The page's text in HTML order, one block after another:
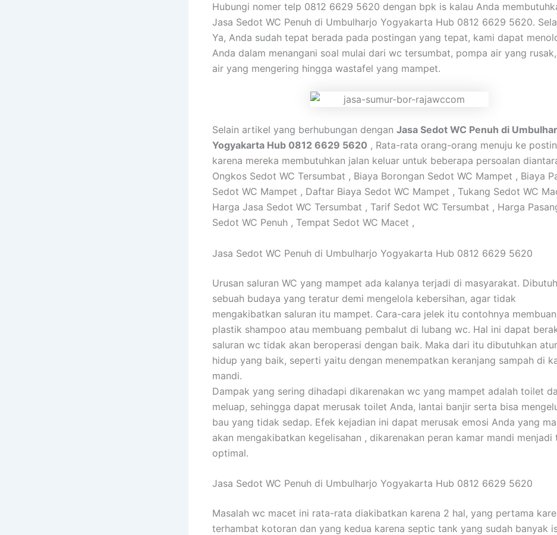
Hubungi nomer telp 0812 6629 5620 dengan bpk is kalau Anda
Jasa Sedot WC Penuh di Umbulharjo Yogyakarta Hub 0812 6629 5620.
Ya, Anda sudah tepat berada pada postingan yang tepat, kami dapat
Anda dalam menangani soal mulai dari wc tersumbat, pompa air yang
air yang mengering hingga wastafel yang mampet.
Selain artikel yang berhubungan dengan Jasa Sedot WC Penuh di
Yogyakarta Hub 0812 6629 5620 , Rata-rata orang-orang menuju ke
karena mereka membutuhkan jalan keluar untuk beberapa persoalan
Ongkos Sedot WC Tersumbat , Biaya Borongan Sedot WC Mampet , Biaya
Sedot WC Mampet , Daftar Biaya Sedot WC Mampet , Tukang Sedot WC
Harga Jasa Sedot WC Tersumbat , Tarif Sedot WC Tersumbat , Harga
Sedot WC Penuh , Tempat Sedot WC Macet ,
Jasa Sedot WC Penuh di Umbulharjo Yogyakarta Hub 0812 6629 5620
Urusan saluran WC yang mampet ada kalanya terjadi di masyarakat.
sebuah budaya yang teratur demi mengelola kebersihan, agar tidak
mengakibatkan saluran itu mampet. Cara-cara jelek itu contohnya
plastik shampoo atau membuang pembalut di lubang wc. Hal ini dapat
saluran wc tidak akan beroperasi dengan baik. Maka dari itu dibutuhkan
hidup yang baik, seperti yaitu dengan menempatkan keranjang sampah di
mandi.
Dampak yang sering dihadapi dikarenakan wc yang mampet adalah toilet
meluap, sehingga dapat merusak toilet Anda, lantai banjir serta bisa
bau yang tidak sedap. Efek kejadian ini dapat merusak emosi Anda yang
akan mengakibatkan kegelisahan , dikarenakan peran kamar mandi menjadi
optimal.
Jasa Sedot WC Penuh di Umbulharjo Yogyakarta Hub 0812 6629 5620
Masalah wc macet ini rata-rata diakibatkan karena 2 hal, yang pertama
terhambat kotoran dan yang kedua karena septic tank yang sudah banyak